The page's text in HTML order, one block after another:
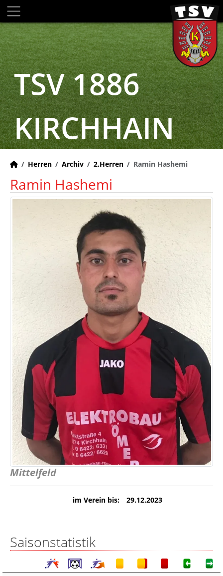
TSV 1886
KIRCHHAIN
Herren Archiv 2.Herren Ramin Hashemi
Ramin Hashemi
Mittelfeld
im Verein bis: 29.12.2023
Saisonstatistik